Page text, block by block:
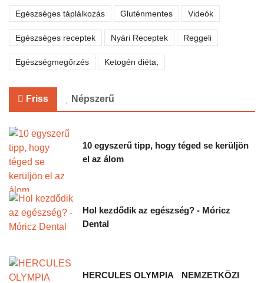
03
Terminátor-szenzáció: mintha
SkyNet tényleg öntudatra ébredt
volna
Nagy feltűnést keltett egy Twitter-
tudósítója, Sarah O'Connor hírül adta, hogy
Németországban egy robot megölt egy
Egészséges táplálkozás Gluténmentes Videók
Egészséges receptek Nyári Receptek Reggeli
Egészségmegőrzés Ketogén diéta,
Friss Népszerű
10 egyszerű tipp, hogy téged se kerüljön
el az álom
Hol kezdődik az egészség? - Móricz
Dental
HERCULES OLYMPIA NEMZETKÖZI